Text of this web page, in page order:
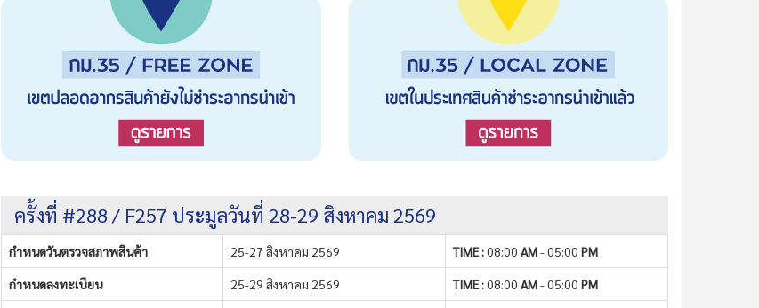
ครั้งที่ #288 / F257 ประมูลวันที่ 28-29 สิงหาคม 2569
กำหนดวันตรวจสภาพสินค้า 25-27 สิงหาคม 2569 TIME :08:00 AM- 05:00 PM
กำหนดลงทะเบียน 25-29 สิงหาคม 2569 TIME :08:00 AM- 05:00 PM